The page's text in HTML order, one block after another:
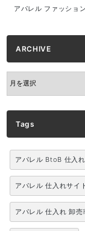
アパレル ファッショ
ARCHIVE
ARCHIVE
Tags
アパレル BtoB 仕入れ
アパレル 仕入れサイ
アパレル 仕入れ 卸売